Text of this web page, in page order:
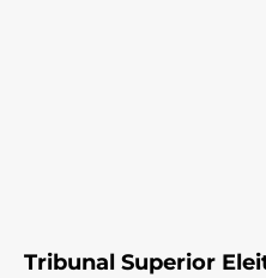
Tribunal Superior